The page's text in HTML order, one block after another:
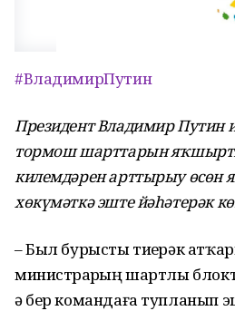
#ВладимирПутин
Президент Владимир Путин
тормош шарттарын
килемдәрен арттырыу өсөн
хөкүмәткә эште йәһәтерәк
– Был бурысты тиҙерәк
министрҙарҙың шартлы
ә бер командаға тупланып